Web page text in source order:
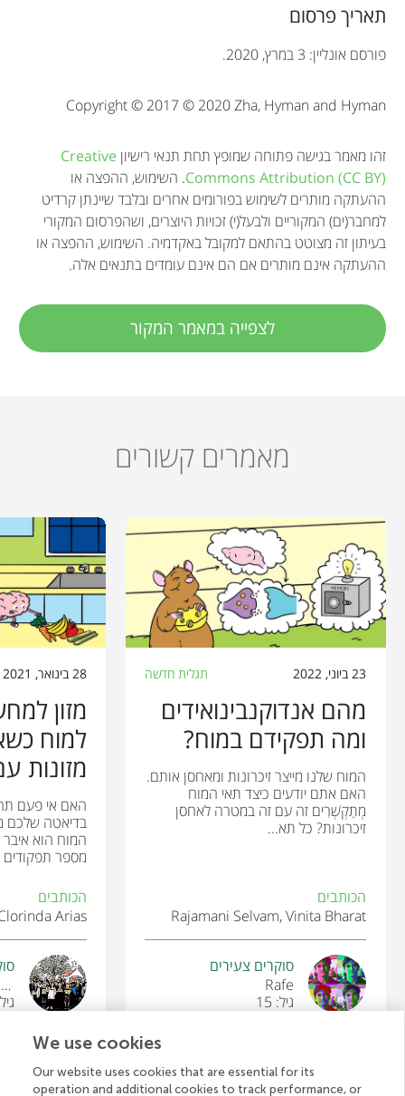
i
o
תאריך פרסום
פורסם אונליין: 3 במרץ, 2020.
Copyright © 2017 © 2020 Zha, Hyman and Hyman
זהו מאמר בגישה פתוחה שמופץ תחת תנאי רישיון Creative
Commons Attribution (CC BY). השימוש, ההפצה או
ההעתקה מותרים לשימוש בפורומים אחרים ובלבד שיינתן קרדיט
למחבר(ים) המקוריים ולבעל(י) זכויות היוצרים, ושהפרסום המקורי
בעיתון זה מצוטט בהתאם למקובל באקדמיה. השימוש, ההפצה או
ההעתקה אינם מותרים אם הם אינם עומדים בתנאים אלה.
לצפייה במאמר המקור
מאמרים קשורים
23 ביוני, 2022 תגלית חדשה
מהם אנדוקנבינואידים
ומה תפקידם במוח?
המוח שלנו מייצר זיכרונות ומאחסן אותם.
האם אתם יודעים כיצד תאי המוח
מְתַקְשְׁרִים זה עם זה במטרה לאחסן
זיכרונות? כל תא...
הכותבים
Rajamani Selvam, Vinita Bharat
סוקרים צעירים
Rafe
גיל: 15
28 בינואר, 2021
מזון
למוח
מזונות
האם אי פעם
בדיאטה שלכם
המוח הוא
מספר תפקודים
הכותבים
Arias
Huffaker Elementary School
גיל:
We use cookies
Our website uses cookies that are essential for its
operation and additional cookies to track performance, or